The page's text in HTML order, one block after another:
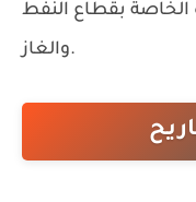
الخاصة بقطاع النفط
والغاز.